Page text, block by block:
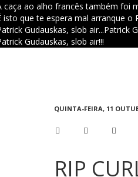
caça ao alho francês também foi
isto que te espera mal arranque o
Gudauskas, slob air...Patrick
Gudauskas, slob air!!!
QUINTA-FEIRA, 11
RIP